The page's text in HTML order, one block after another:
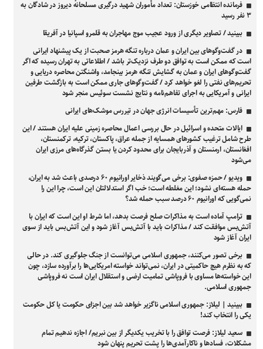
فرمانده انتظامی خوزستان: تعداد مأموران شهید درگیری مسلحانهٔ دیروز در شادگان به
۳ نفر رسید
ببینید / تصاویر دیگری از ورود عجیب موج مهاجران به قلمرو اسپانیا در آفریقا
در گفت‌وگوهای بین ایران و عمان درباره تنگه هرمز صحبت از یک پیشنهاد ایرانی
است که ممکن است به توافق دو طرف نزدیک‌تر باشد / اطلاعاتی به تهران رسیده که اگر
گفت‌وگوهای ایران و عمان به گشایش تنگه هرمز بینجامد، واشنگتن محاصره دریایی و
تحریم‌های نفتی را لغو خواهد کرد / گفت‌وگوهای جاری ممکن است به بازگشت طرفین
ایرانی و آمریکایی به اجرای تفاهم‌نامه و نتایج نشست سوئیس منجر شود
فارس: مهم‌ترین تأسیسات انرژی جهان در تیررس موشک‌های ایرانی
ایالات متحده و اسرائیل در حال بررسی اعمال محاصره زمینی علیه ایران هستند / این
طرح شامل ترغیب کشور‌های همسایه از جمله عراق، پاکستان، ترکیه، ترکمنستان،
افغانستان، ارمنستان و آذربایجان برای محدود کردن یا بستن گذرگاه‌های مرزی ایران
می‌شود
ویدیو / حمزه صفوی: برخی می‌گویند ذخایر اورانیوم ۶۰ درصدی باعث شد به ایران،
حمله هسته‌ای نشود؛ این مغلطه است؛ خب اگر استدلالتان این است، چرا این را
نمی‌گویی که اورانیوم ۶۰ درصد سبب حمله شد؟
ترامپ آماده است به مذاکرات صلح فرصت بدهد، اما شرط او این است که ایران با
آتش‌بس موافقت کند / مذاکرات باید با آتش‌بس آغاز شود و این آتش‌بس باید از سوی
ایران آغاز شود
برخی تصور می‌کنند، جمهوری اسلامی می‌توانست از جنگ جلوگیری کند. در حالی
که به نظرم هیچ حاکمیتی در ایران، نمی‌تواند خواسته امریکایی‌ها را برآورده سازد، چون
این خواسته‌ها مساوی با فروپاشی تمامیت ارضی و استقلال ایران است نه فروپاشی
جمهوری اسلامی.
ببینید | لیلاز: جمهوری اسلامی ناگزیر خواهد شد بین اجزای حکومت یا کل حکومت
یکی را انتخاب کند!
سعید لیلاز: فرصت توافق را با تخریب یکدیگر از بین نبریم/ اجازه ندهیم تمام
مشکلات، فسادها و ناکارآمدی‌ها را پشت تحریم پنهان شود